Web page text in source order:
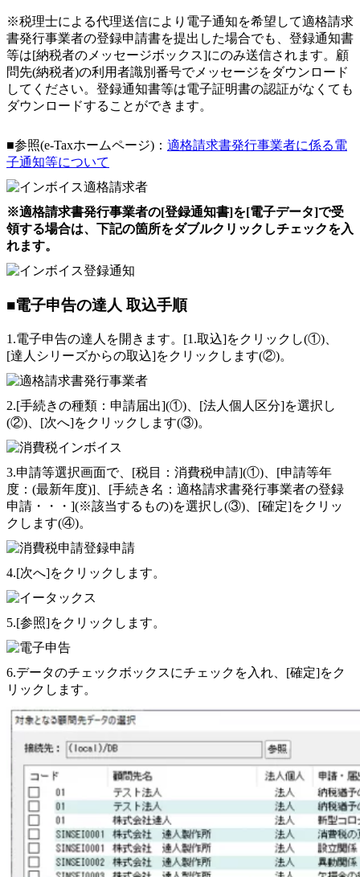
※税理士による代理送信により電子通知を希望して適格請求
書発行事業者の登録申請書を提出した場合でも、登録通知書
等は[納税者のメッセージボックス]にのみ送信されます。顧
問先(納税者)の利用者識別番号でメッセージをダウンロード
してください。 登録通知書等は電子証明書の認証がなくても
ダウンロードすることができます。
■参照(e-Taxホームページ)： 適格請求書発行事業者に係る電
子通知等について
※適格請求書発行事業者の[登録通知書]を[電子データ]で受
領する場合は、下記の箇所をダブルクリックしチェックを入
れます。
■電子申告の達人 取込手順
1.電子申告の達人を開きます。[1.取込]をクリックし(①)、
[達人シリーズからの取込]をクリックします(②)。
2.[手続きの種類：申請届出](①)、[法人個人区分]を選択し
(②)、[次へ]をクリックします(③)。
3.申請等選択画面で、[税目：消費税申請](①)、[申請等年
度：(最新年度)]、[手続き名：適格請求書発行事業者の登録
申請・・・](※該当するもの)を選択し(③)、[確定]をクリッ
クします(④)。
4.[次へ]をクリックします。
5.[参照]をクリックします。
6.データのチェックボックスにチェックを入れ、[確定]をク
リックします。